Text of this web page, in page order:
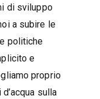
di sviluppo
a subire le
politiche
e
proprio
sulla